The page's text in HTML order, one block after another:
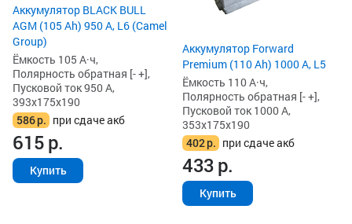
Аккумулятор BLACK BULL
AGM (105 Ah) 950 А, L6 (Camel
Group)
Ёмкость 105 А·ч,
Полярность обратная [- +],
Пусковой ток 950 А,
393x175x190
586р. при сдаче акб
615р.
Купить
Аккумулятор Forward
Premium (110 Ah) 1000 А, L5
Ёмкость 110 А·ч,
Полярность обратная [- +],
Пусковой ток 1000 А,
353x175x190
402р. при сдаче акб
433р.
Купить